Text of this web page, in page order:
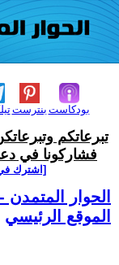
بنترست بودكاست
تبرعاتكم
فشاركونا في
[اشترك في
الحوار المتمدن
الموقع الرئيسي